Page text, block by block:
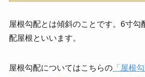
屋根勾配とは傾斜のことです。6寸勾
配屋根といいます。
屋根勾配についてはこちらの「屋根